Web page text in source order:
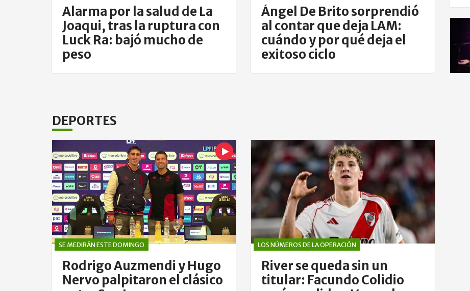
Alarma por la salud de La
Joaqui, tras la ruptura con
Luck Ra: bajó mucho de
peso
Ángel De Brito sorprendió
al contar que deja LAM:
cuándo y por qué deja el
exitoso ciclo
DEPORTES
SE MEDIRÁN ESTE DOMINGO
Rodrigo Auzmendi y Hugo
Nervo palpitaron el clásico
LOS NÚMEROS DE LA OPERACIÓN
River se queda sin un
titular: Facundo Colidio